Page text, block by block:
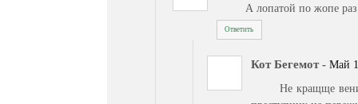
А лопатой по жопе
Ответить
Кот Бегемот - Май
Не кращще